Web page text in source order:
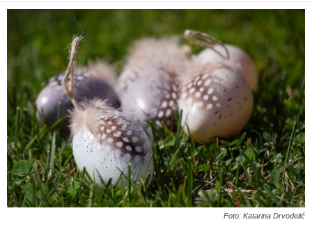
Foto: Katarina Drvodelić